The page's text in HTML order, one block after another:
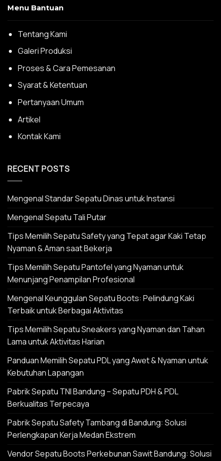
Menu Bantuan
Tentang Kami
Galeri Produksi
Proses & Cara Pemesanan
Syarat & Ketentuan
Pertanyaan Umum
Artikel
Kontak Kami
RECENT POSTS
Mengenal Standar Sepatu Dinas untuk Instansi
Mengenal Sepatu Tali Putar
Tips Memilih Sepatu Safety yang Tepat agar Kaki Tetap
Nyaman & Aman saat Bekerja
Tips Memilih Sepatu Pantofel yang Nyaman untuk
Menunjang Penampilan Profesional
Mengenal Keunggulan Sepatu Boots: Pelindung Kaki
Terbaik untuk Berbagai Aktivitas
Tips Memilih Sepatu Sneakers yang Nyaman dan Tahan
Lama untuk Aktivitas Harian
Panduan Memilih Sepatu PDL yang Awet & Nyaman untuk
Kebutuhan Lapangan
Pabrik Sepatu TNI Bandung – Sepatu PDH & PDL
Berkualitas Terpecaya
Pabrik Sepatu Safety Tambang di Bandung: Solusi
Perlengkapan Kerja Medan Ekstrem
Vendor Sepatu Boots Perkebunan Sawit Bandung: Solusi